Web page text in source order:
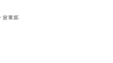
営業部